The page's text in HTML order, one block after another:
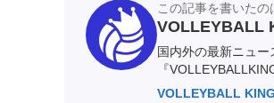
この記事を書いたの
VOLLEYBALL
国内外の最新ニュ
『
VOLLEYBALL